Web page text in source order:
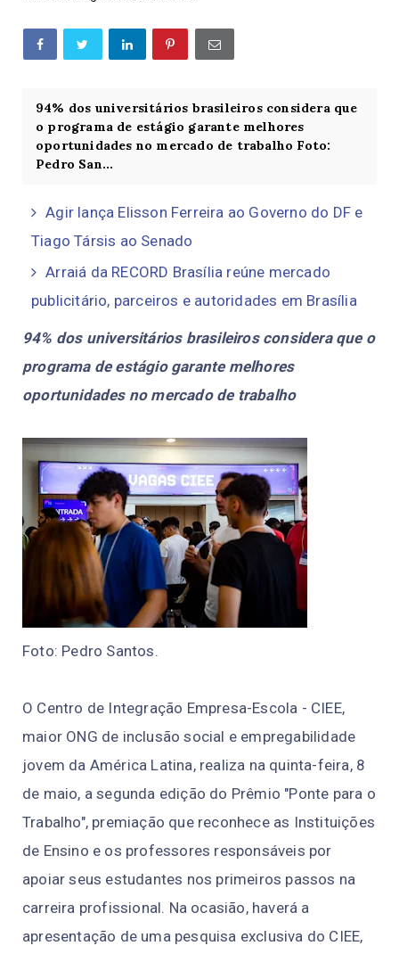
94% dos universitários brasileiros considera que
o programa de estágio garante melhores
oportunidades no mercado de trabalho Foto:
Pedro San...
Agir lança Elisson Ferreira ao Governo do DF e
Tiago Társis ao Senado
Arraiá da RECORD Brasília reúne mercado
publicitário, parceiros e autoridades em Brasília
94% dos universitários brasileiros considera que o
programa de estágio garante melhores
oportunidades no mercado de trabalho
Foto: Pedro Santos.
O Centro de Integração Empresa-Escola - CIEE,
maior ONG de inclusão social e empregabilidade
jovem da América Latina, realiza na quinta-feira, 8
de maio, a segunda edição do Prêmio "Ponte para o
Trabalho", premiação que reconhece as Instituições
de Ensino e os professores responsáveis por
apoiar seus estudantes nos primeiros passos na
carreira profissional. Na ocasião, haverá a
apresentação de uma pesquisa exclusiva do CIEE,